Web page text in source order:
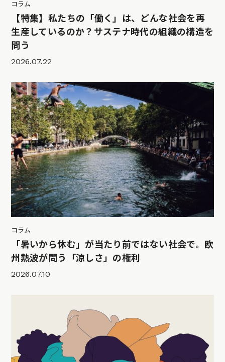
コラム
【特集】私たちの「働く」は、どんな社会を再
生産しているのか？サステナ時代の組織の構造を
問う
2026.07.22
コラム
「暑いから休む」が当たり前ではない社会で。欧
州熱波が問う「涼しさ」の権利
2026.07.10